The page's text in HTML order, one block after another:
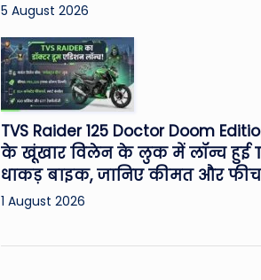
5 August 2026
TVS Raider 125 Doctor Doom
के खूंखार विलेन के लुक में लॉन्च हुई
धाकड़ बाइक, जानिए कीमत और
1 August 2026